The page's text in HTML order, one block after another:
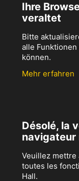
Ihre
veraltet
Bitte
alle
können.
Mehr erfahren
Désolé, la
navigateur
Veuillez
toutes les
Hall.